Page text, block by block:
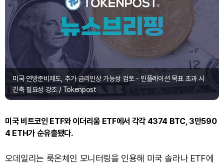
미국 연방준비제도, 추가 금리인상 가능성 검토 - 인플레이션 목표 초과 시
긴축 필요성 강조 / Tokenpost
미국 비트코인 ETF와 이더리움 ETF에서 각각 4374 BTC, 3만590
4 ETH가 순유출됐다.
오데일리는 룩온체인 모니터링을 인용해 미국 솔라나 ETF에